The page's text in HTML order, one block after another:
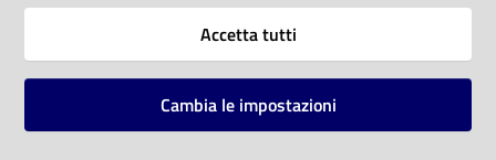
Vai alla pagina
Mappa del sito
Accetta tutti
Cambia le impostazioni